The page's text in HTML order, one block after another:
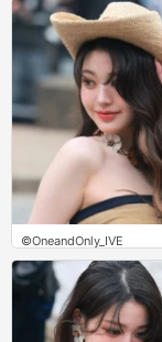
©OneandOnly_IVE
0